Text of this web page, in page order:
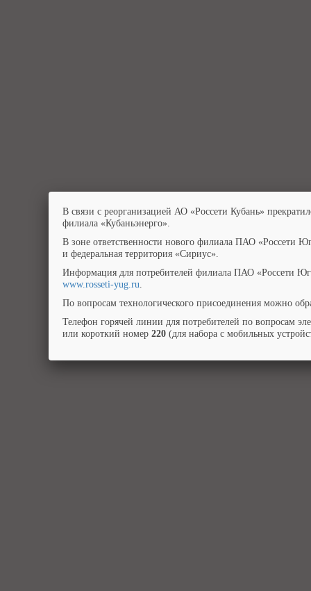
В связи с реорганизацией АО «Россети Кубань»
филиала «Кубаньэнерго».
В зоне ответственности нового филиала ПАО «Россети
и федеральная территория «Сириус».
Информация для потребителей филиала ПАО «Россети
www.rosseti-yug.ru.
По вопросам технологического присоединения можно
Телефон горячей линии для потребителей по вопросам
или короткий номер 220 (для набора с мобильных